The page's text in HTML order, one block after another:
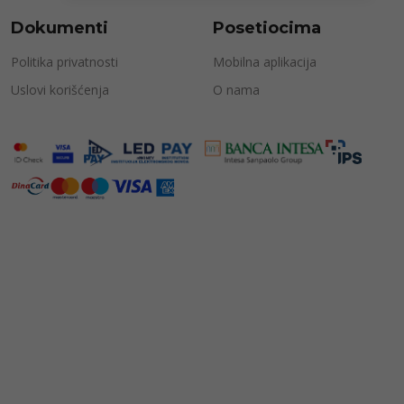
Dokumenti
Politika privatnosti
Uslovi korišćenja
Posetiocima
Mobilna aplikacija
O nama